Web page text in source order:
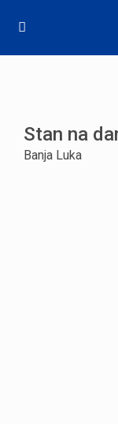
Stan na
Banja Luka